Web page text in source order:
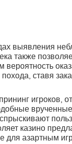
выявления
также
ставя
игроков,
казино
для азартным